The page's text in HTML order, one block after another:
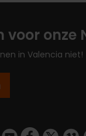
voor onze
in Valencia niet!